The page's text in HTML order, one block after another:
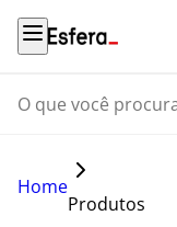
O que você procura?
Home
Produtos